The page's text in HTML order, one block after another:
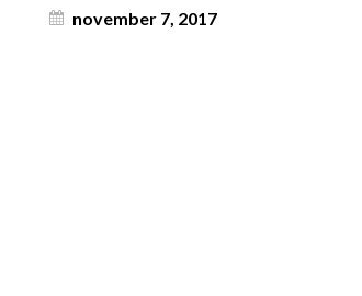
november 7, 2017